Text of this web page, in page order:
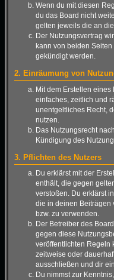
Wenn du mit diesen
du das Board nicht
gelten jeweils die an
Der Nutzungsvertrag
kann von beiden
gekündigt werden.
2. Einräumung von
Mit dem Erstellen
einfaches, zeitlich und
unentgeltliches Recht,
nutzen.
Das Nutzungsrecht
Kündigung des
3. Pflichten des Nutzers
Du erklärst mit der
enthält, die gegen
verstoßen. Du erklärst
die in deinen Beiträgen
bzw. zu verwenden.
Der Betreiber des
gegen diese
veröffentlichten Regeln
zeitweise oder
ausschließen und dir
Du nimmst zur